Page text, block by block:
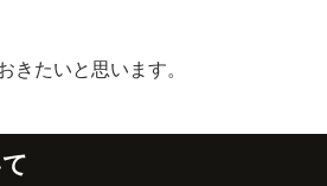
たいと思います。